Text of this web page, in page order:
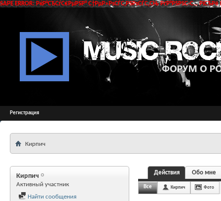
SAPE ERROR: РќР°СЂСѓС€РµРЅР° С†РµР»РѕСЃС‚РЅРѕСЃС‚СЊ РґР°РЅРЅС‹С…
Регистрация
Кирпич
Кирпич
Активный участник
Найти сообщения
Действия Обо мне
Все Кирпич Фото